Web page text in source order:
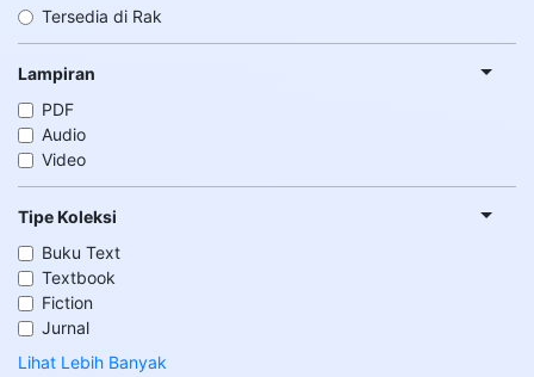
Tersedia di Rak
Lampiran
PDF
Audio
Video
Tipe Koleksi
Buku Text
Textbook
Fiction
Jurnal
Lihat Lebih Banyak